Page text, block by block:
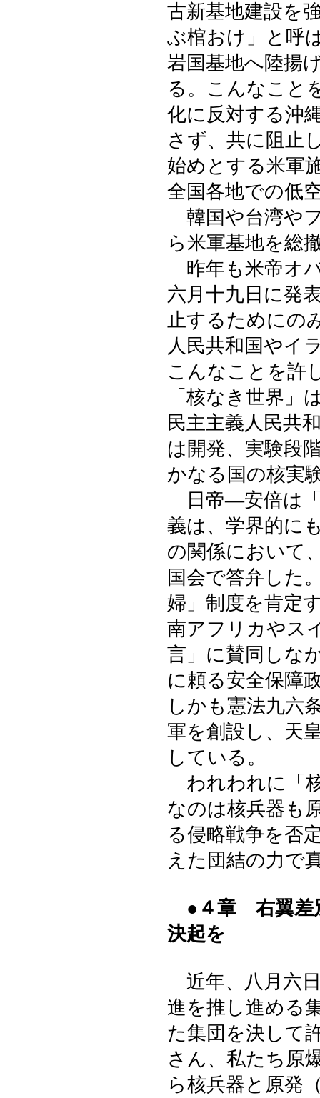
古新基地建設を
ぶ棺おけ」と呼
岩国基地へ陸揚
る。こんなこと
化に反対する沖
さず、共に阻止
始めとする米軍
全国各地での低
韓国や台湾や
ら米軍基地を総
昨年も米帝オ
六月十九日に発
止するためにの
人民共和国やイ
こんなことを許
「核なき世界
民主主義人民共
は開発、実験段
かなる国の核実
日帝―安倍は「
義は、学界的に
の関係において
国会で答弁した
婦」制度を肯定
南アフリカやス
言」に賛同しな
に頼る安全保障
しかも憲法九六
軍を創設し、天
している。
われわれに「
なのは核兵器も
る侵略戦争を否
えた団結の力で
●４章 右翼差
決起を
近年、八月六
進を推し進める
た集団を決して
さん、私たち原
ら核兵器と原発